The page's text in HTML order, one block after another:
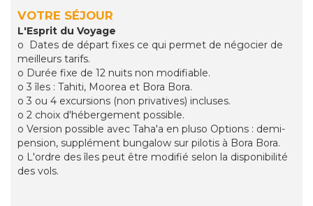
VOTRE SÉJOUR
L'Esprit du Voyage
o Dates de départ fixes ce qui permet de négocier de
meilleurs tarifs.
o Durée fixe de 12 nuits non modifiable.
o 3 îles : Tahiti, Moorea et Bora Bora.
o 3 ou 4 excursions (non privatives) incluses.
o 2 choix d'hébergement possible.
o Version possible avec Taha'a en pluso Options : demi-
pension, supplément bungalow sur pilotis à Bora Bora.
o L'ordre des îles peut être modifié selon la disponibilité
des vols.